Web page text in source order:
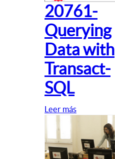
20761-
Querying
Data with
Transact-
SQL
Leer más